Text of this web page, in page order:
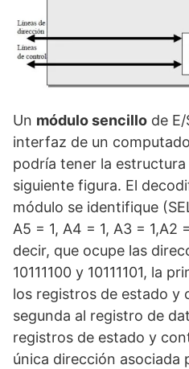
Un módulo sencillo de
interfaz de un
podría tener la
siguiente figura. El
módulo se identifique
A5 = 1, A4 = 1, A3 = 1,A2
decir, que ocupe las
10111100 y 10111101, la
los registros de estado y
segunda al registro de
registros de estado y
única dirección asociada